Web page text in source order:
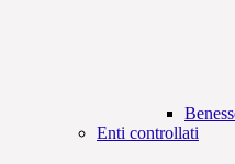
Enti controllati